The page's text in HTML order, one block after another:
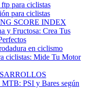
para ciclistas
para ciclistas
SCORE INDEX
y Fructosa: Crea Tus
en ciclismo
ciclistas: Mide Tu Motor
MTB: PSI y Bares según